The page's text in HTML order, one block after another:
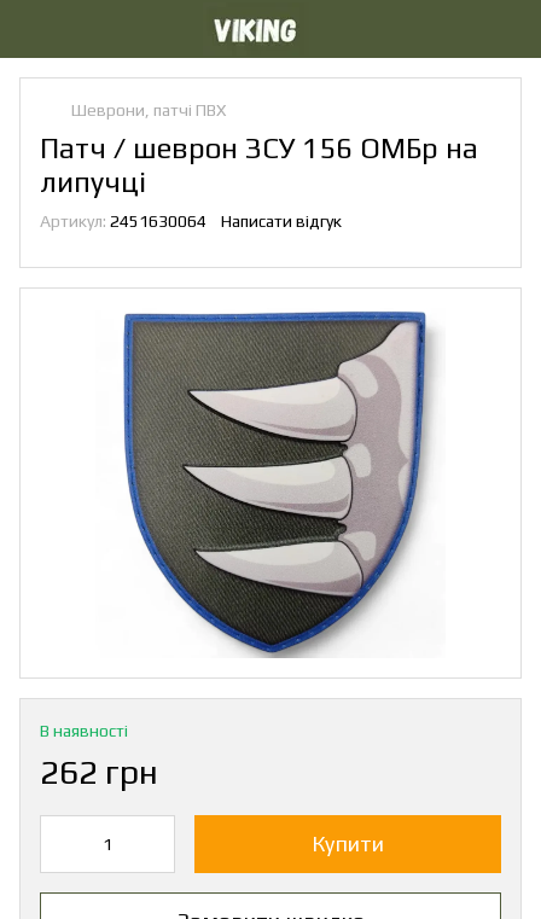
Шеврони, патчі ПВХ
Патч / шеврон ЗСУ 156 ОМБр на
липучці
Артикул: 2451630064 Написати відгук
В наявності
262 грн
Купити